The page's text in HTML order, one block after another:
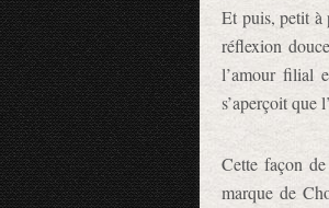
Et puis, petit à
réflexion
l’amour filial
s’aperçoit que
Cette façon
marque de